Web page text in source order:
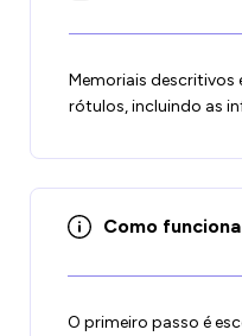
Memoriais descritivos
rótulos, incluindo as
Como funciona
O primeiro passo é